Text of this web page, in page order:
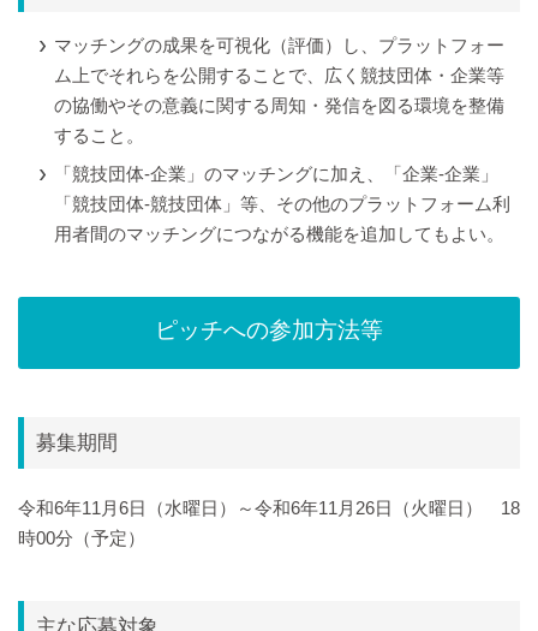
マッチングの成果を可視化（評価）し、プラットフォー
ム上でそれらを公開することで、広く競技団体・企業等
の協働やその意義に関する周知・発信を図る環境を整備
すること。
「競技団体-企業」のマッチングに加え、「企業-企業」
「競技団体-競技団体」等、その他のプラットフォーム利
用者間のマッチングにつながる機能を追加してもよい。
ピッチへの参加方法等
募集期間
令和6年11月6日（水曜日）～令和6年11月26日（火曜日） 18
時00分（予定）